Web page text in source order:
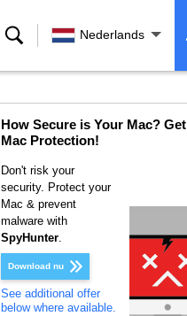
Zoeken Nederlands
How Secure is Your Mac? Get
Mac Protection!
Don't risk your
security. Protect your
Mac & prevent
malware with
SpyHunter.
Download nu
See additional offer
below where available.